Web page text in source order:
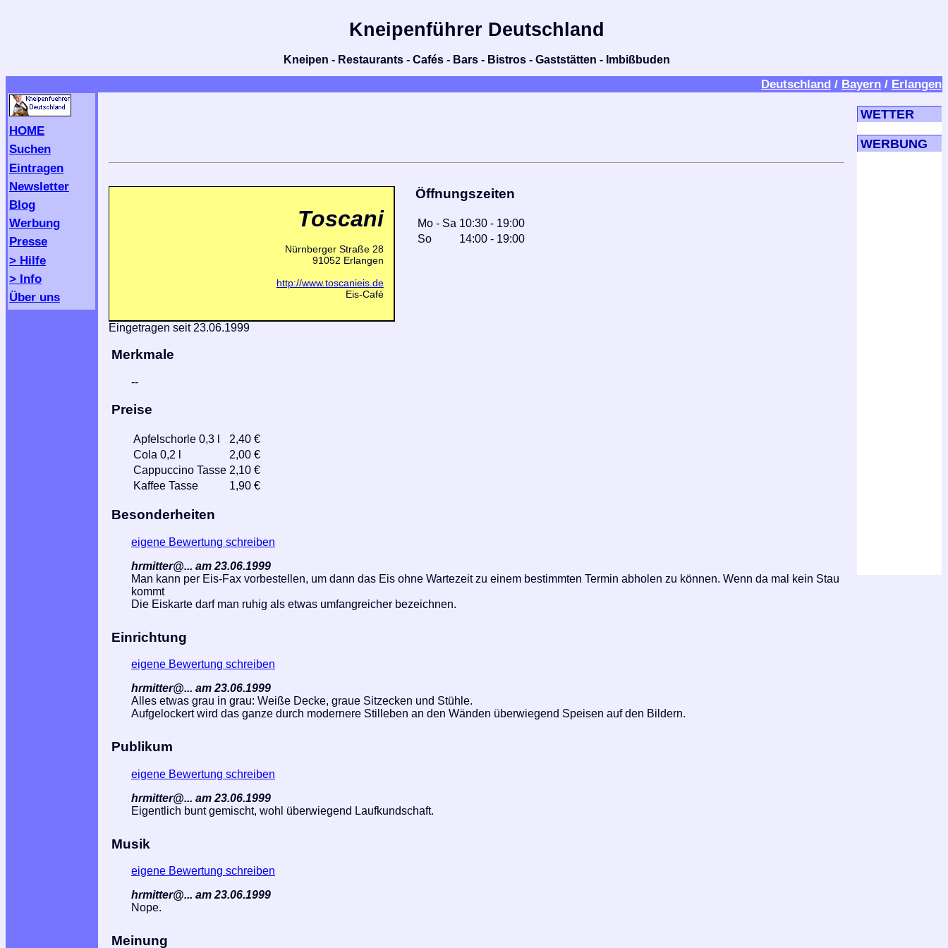
Kneipenführer Deutschland
Kneipen - Restaurants - Cafés - Bars - Bistros - Gaststätten - Imbißbuden
Deutschland / Bayern / Erlangen
HOME
Suchen
Eintragen
Newsletter
Blog
Werbung
Presse
> Hilfe
> Info
Über uns
Toscani
Nürnberger Straße 28
91052 Erlangen
http://www.toscanieis.de
Eis-Café
Öffnungszeiten
Mo - Sa 10:30 - 19:00
So
14:00 - 19:00
Eingetragen seit 23.06.1999
Merkmale
--
Preise
Apfelschorle 0,3 l
2,40 €
Cola 0,2 l
2,00 €
Cappuccino Tasse 2,10 €
Kaffee Tasse
1,90 €
Besonderheiten
eigene Bewertung schreiben
hrmitter@... am 23.06.1999
Man kann per Eis-Fax vorbestellen, um dann das Eis ohne Wartezeit zu einem bestimmten Termin abholen zu können. Wenn da mal kein Stau
kommt
Die Eiskarte darf man ruhig als etwas umfangreicher bezeichnen.
Einrichtung
eigene Bewertung schreiben
hrmitter@... am 23.06.1999
Alles etwas grau in grau: Weiße Decke, graue Sitzecken und Stühle.
Aufgelockert wird das ganze durch modernere Stilleben an den Wänden überwiegend Speisen auf den Bildern.
Publikum
eigene Bewertung schreiben
hrmitter@... am 23.06.1999
Eigentlich bunt gemischt, wohl überwiegend Laufkundschaft.
Musik
eigene Bewertung schreiben
hrmitter@... am 23.06.1999
Nope.
Meinung
WETTER
WERBUNG